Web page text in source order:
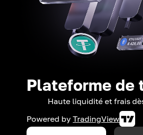
Plateforme de
Haute liquidité et frais
Powered by TradingView